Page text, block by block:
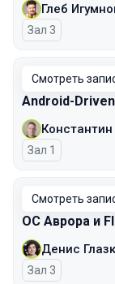
Глеб
Зал 3
Смотреть
Android-
Зал 1
Смотреть
ОС Аврора и
Денис
Зал 3